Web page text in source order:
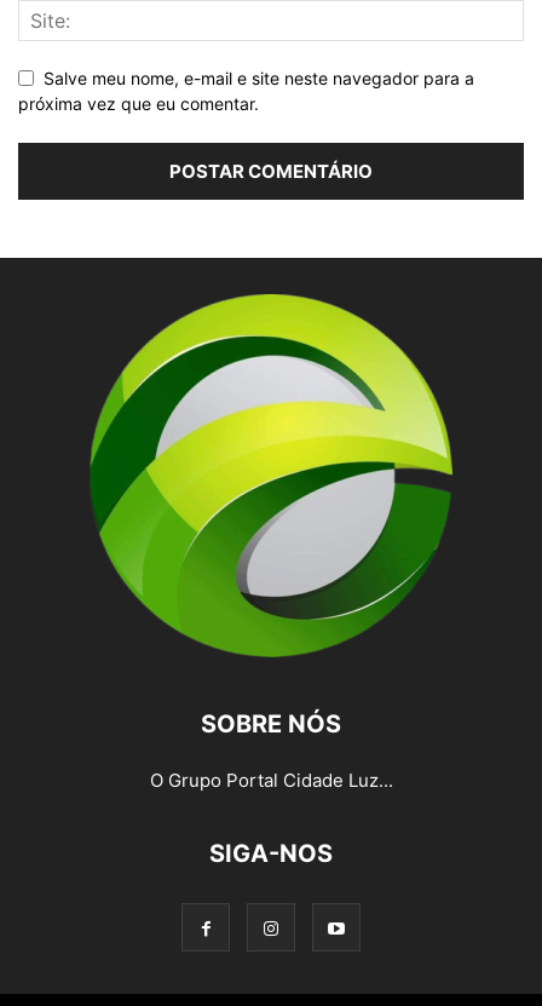
Salve meu nome, e-mail e site neste navegador para a
próxima vez que eu comentar.
SOBRE NÓS
O Grupo Portal Cidade Luz...
SIGA-NOS